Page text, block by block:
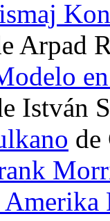
Arpad
István